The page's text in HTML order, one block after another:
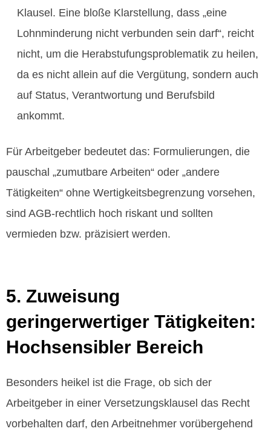
Klausel. Eine bloße Klarstellung, dass „eine
Lohnminderung nicht verbunden sein darf“, reicht
nicht, um die Herabstufungsproblematik zu heilen,
da es nicht allein auf die Vergütung, sondern auch
auf Status, Verantwortung und Berufsbild
ankommt.
Für Arbeitgeber bedeutet das: Formulierungen, die
pauschal „zumutbare Arbeiten“ oder „andere
Tätigkeiten“ ohne Wertigkeitsbegrenzung vorsehen,
sind AGB‑rechtlich hoch riskant und sollten
vermieden bzw. präzisiert werden.
5. Zuweisung
geringerwertiger Tätigkeiten:
Hochsensibler Bereich
Besonders heikel ist die Frage, ob sich der
Arbeitgeber in einer Versetzungsklausel das Recht
vorbehalten darf, den Arbeitnehmer vorübergehend